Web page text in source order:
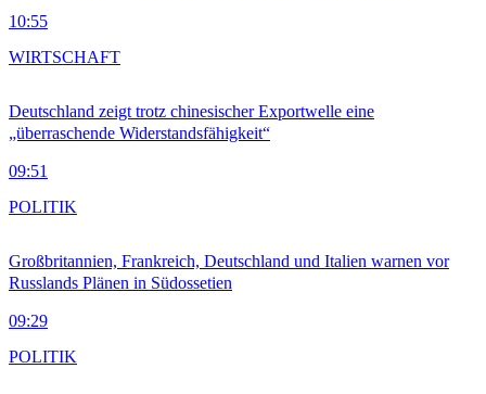
10:55
Deutschland zeigt trotz chinesischer Exportwelle eine
„überraschende Widerstandsfähigkeit“
09:51
WIRTSCHAFT
Großbritannien, Frankreich, Deutschland und Italien warnen vor
Russlands Plänen in Südossetien
09:29
POLITIK
POLITIK